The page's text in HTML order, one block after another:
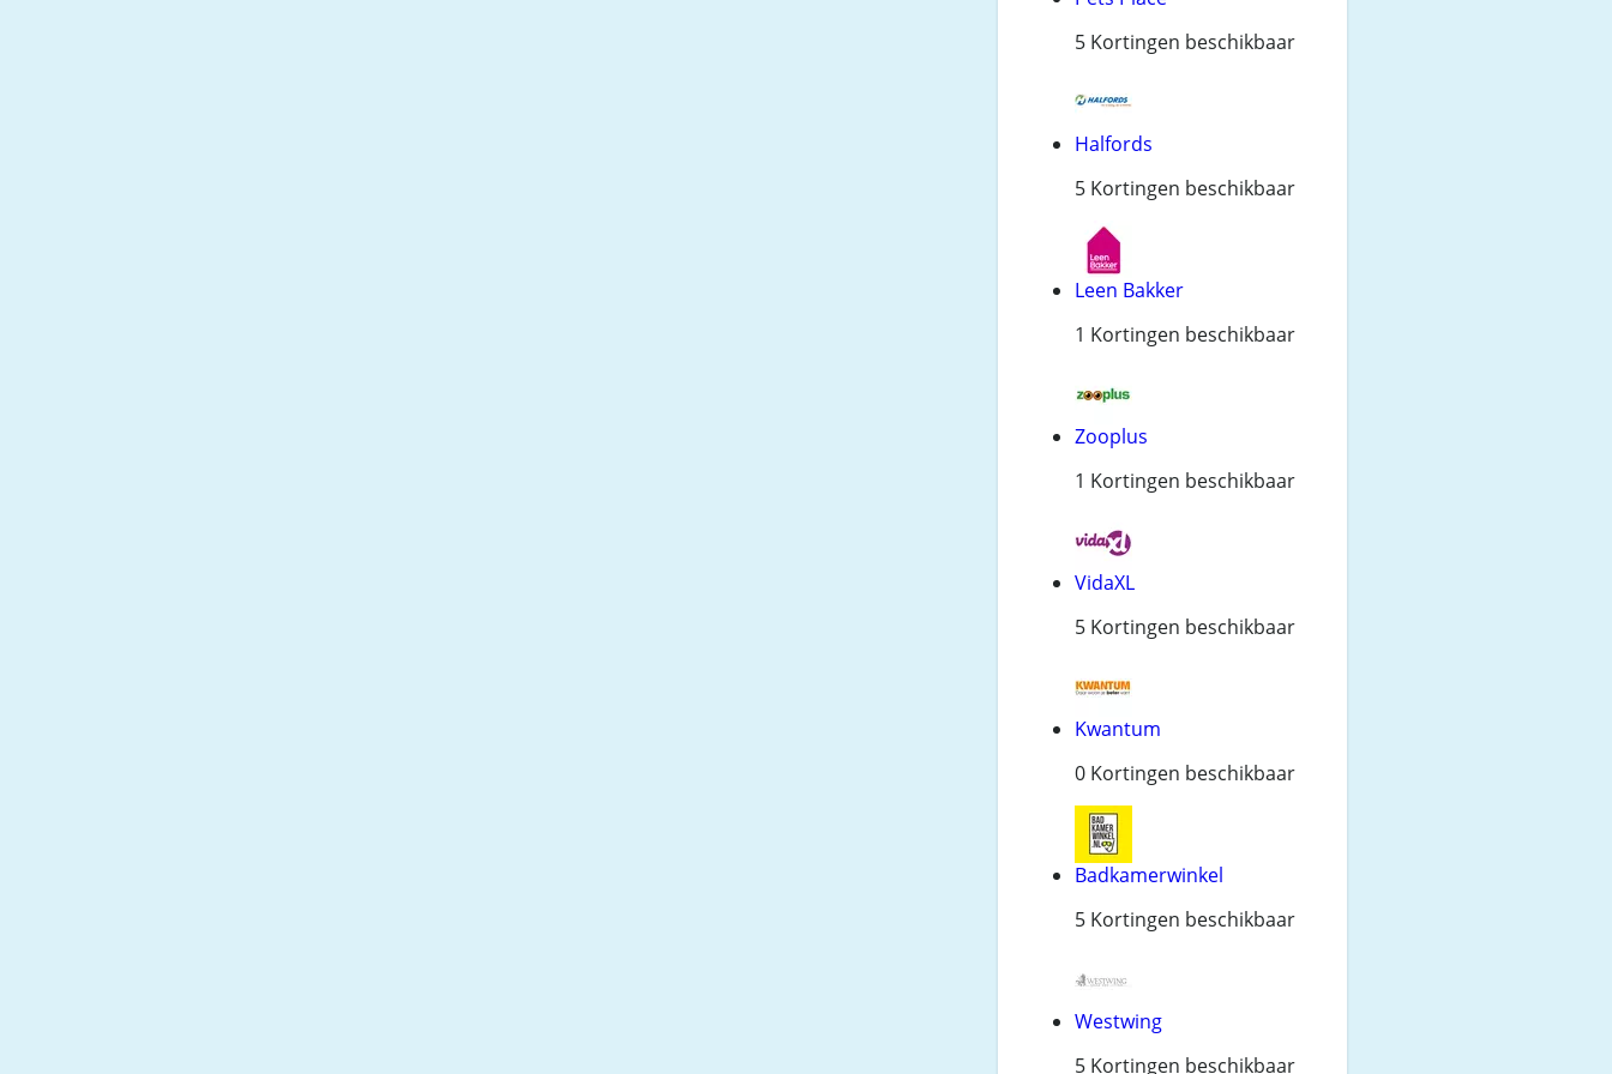
5 Kortingen beschikbaar
Halfords
5 Kortingen beschikbaar
Leen Bakker
1 Kortingen beschikbaar
Zooplus
1 Kortingen beschikbaar
VidaXL
5 Kortingen beschikbaar
Kwantum
0 Kortingen beschikbaar
Badkamerwinkel
5 Kortingen beschikbaar
Westwing
5 Kortingen beschikbaar